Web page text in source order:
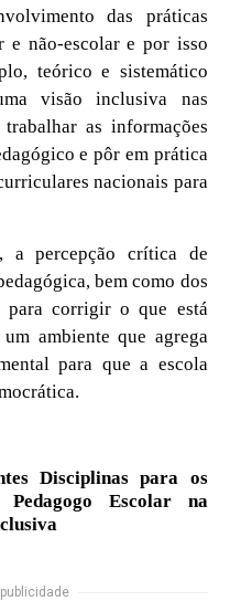
das práticas
e não-escolar e por isso
teórico e sistemático
visão inclusiva nas
as informações
e pôr em prática
nacionais para
a percepção crítica de
bem como dos
para corrigir o que está
ambiente que agrega
para que a escola
Disciplinas para os
Pedagogo Escolar na